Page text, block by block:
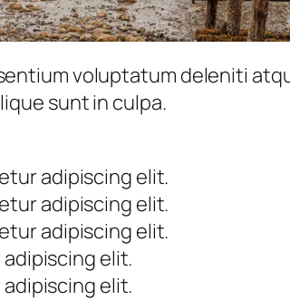
voluptatum deleniti
sunt in culpa.
adipiscing elit.
adipiscing elit.
adipiscing elit.
elit.
elit.